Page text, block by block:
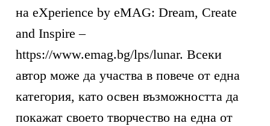
на eXperience by eMAG: Dream, Create
and Inspire –
https://www.emag.bg/lps/lunar. Всеки
автор може да участва в повече от една
категория, като освен възможността да
покажат своето творчество на една от